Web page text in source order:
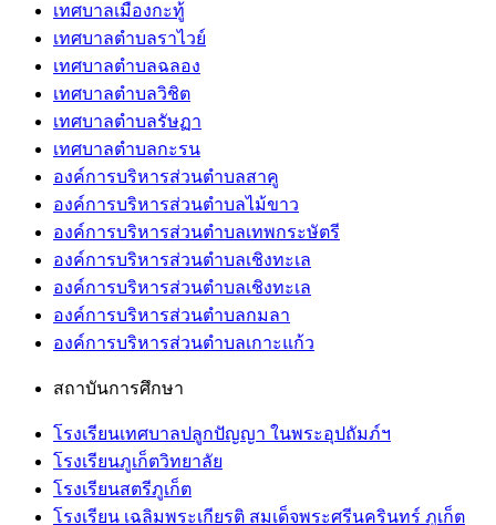
เทศบาลเมืองกะทู้
เทศบาลตำบลราไวย์
เทศบาลตำบลฉลอง
เทศบาลตำบลวิชิต
เทศบาลตำบลรัษฏา
เทศบาลตำบลกะรน
องค์การบริหารส่วนตำบลสาคู
องค์การบริหารส่วนตำบลไม้ขาว
องค์การบริหารส่วนตำบลเทพกระษัตรี
องค์การบริหารส่วนตำบลเชิงทะเล
องค์การบริหารส่วนตำบลเชิงทะเล
องค์การบริหารส่วนตำบลกมลา
องค์การบริหารส่วนตำบลเกาะแก้ว
สถาบันการศึกษา
โรงเรียนเทศบาลปลูกปัญญา ในพระอุปถัมภ์ฯ
โรงเรียนภูเก็ตวิทยาลัย
โรงเรียนสตรีภูเก็ต
โรงเรียน เฉลิมพระเกียรติ สมเด็จพระศรีนครินทร์ ภูเก็ต